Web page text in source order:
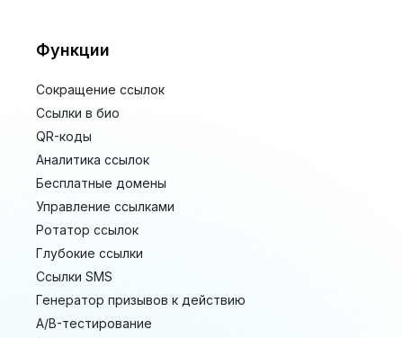
Функции
Сокращение ссылок
Ссылки в био
QR-коды
Аналитика ссылок
Бесплатные домены
Управление ссылками
Ротатор ссылок
Глубокие ссылки
Ссылки SMS
Генератор призывов к действию
A/B-тестирование